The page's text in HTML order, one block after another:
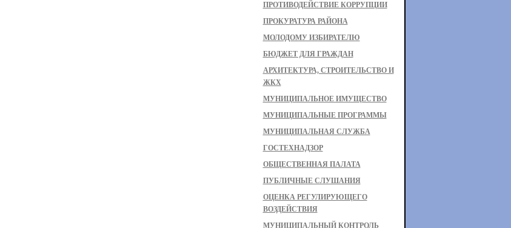
ПРОТИВОДЕЙСТВИЕ КОРРУПЦИИ
ПРОКУРАТУРА РАЙОНА
МОЛОДОМУ ИЗБИРАТЕЛЮ
БЮДЖЕТ ДЛЯ ГРАЖДАН
АРХИТЕКТУРА, СТРОИТЕЛЬСТВО И
ЖКХ
МУНИЦИПАЛЬНОЕ ИМУЩЕСТВО
МУНИЦИПАЛЬНЫЕ ПРОГРАММЫ
МУНИЦИПАЛЬНАЯ СЛУЖБА
ГОСТЕХНАДЗОР
ОБЩЕСТВЕННАЯ ПАЛАТА
ПУБЛИЧНЫЕ СЛУШАНИЯ
ОЦЕНКА РЕГУЛИРУЮЩЕГО
ВОЗДЕЙСТВИЯ
МУНИЦИПАЛЬНЫЙ КОНТРОЛЬ